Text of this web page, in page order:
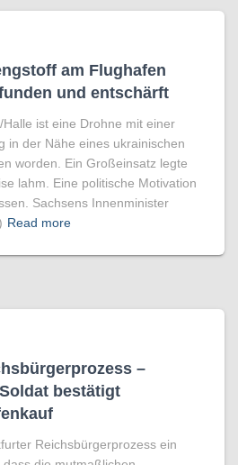
am Flughafen
und entschärft
ist eine Drohne mit einer
in der Nähe eines ukrainischen
worden. Ein Großeinsatz legte
lahm. Eine politische Motivation
Sachsens Innenminister
Read more
–
bestätigt
Reichsbürgerprozess ein